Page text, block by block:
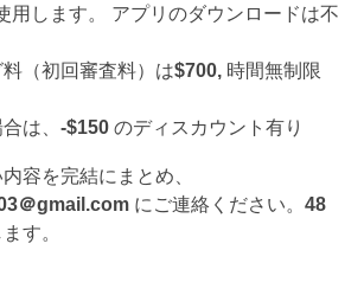
用します。 アプリのダウンロードは不
（初回審査料）は$700, 時間無制限
合は、-$150 のディスカウント有り
容を完結にまとめ、
＠gmail.com にご連絡ください。48
す。